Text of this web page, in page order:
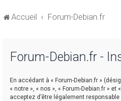
Accueil Forum-Debian.fr
Forum-Debian.fr -
En accédant à « Forum-Debian.fr »
« notre », « nos », « Forum-Debian.fr »
acceptez d’être légalement